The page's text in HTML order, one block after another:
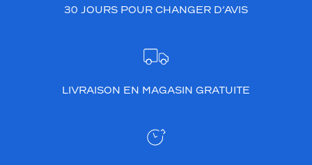
30 JOURS POUR CHANGER D’AVIS
LIVRAISON EN MAGASIN GRATUITE